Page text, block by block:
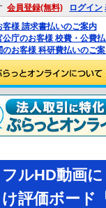
会員登録(無料) ログイン
客様 請求書払いのご案内
公庁のお客様 校費・公費
のお客様 科研費払いのご
フルHD動画
け評価ボード